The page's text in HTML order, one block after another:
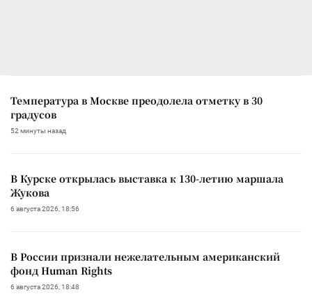
Температура в Москве преодолела отметку в 30
градусов
52 минуты назад
В Курске открылась выставка к 130-летию маршала
Жукова
6 августа 2026, 18:56
В России признали нежелательным американский
фонд Human Rights
6 августа 2026, 18:48